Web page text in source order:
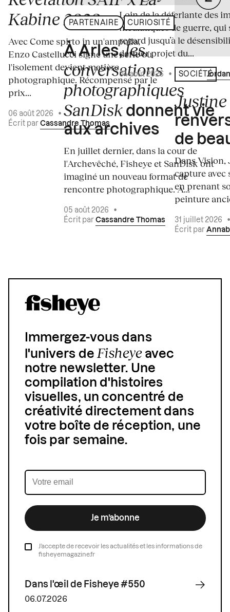
Kabine 2026
Avec Come spirto in un'ampolla,
Enzo Castellucci signe une série où
l'isolement devient matière
photographique. Récompensé par le
prix...
06 août 2026
•
Écrit par Cassandre Thomas
PARTENAIRE CURIOSITÉ
À Arles,les
conversations
photographiques
SanDisk donnent vie
aux archives
En juillet dernier, dans la cour de
l'Archevêché, Fisheye et SanDisk ont
imaginé un nouveau format de
rencontre photographique. À...
05 août 2026
•
Écrit par Cassandre Thomas
Loin de la déferlante des
médiatiques de guerre, qui
regard jusqu’à le
dernier projet du...
04 août 2026 • Écrit par
SOCIÉTÉ
de
Dans
capture avec
en prenant
peinture
31 juillet 2026
Écrit par
Immergez-vous dans
l'univers de Fisheyeavec
notre newsletter. Une
compilation d'histoires
visuelles, un concentré de
créativité directement dans
votre boîte de réception, une
fois par semaine.
Je m’abonne
J’accepte de recevoir les actualités et les informations de
fisheyemagazine.fr
Dans l'œil de Fisheye #550
06.07.2026